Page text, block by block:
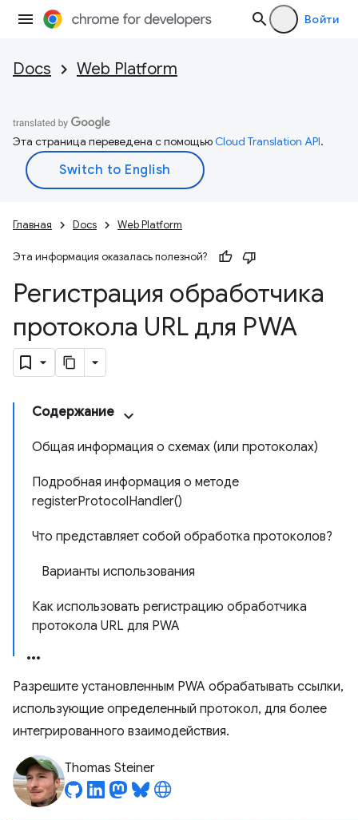
Войти
Docs Web Platform
Эта страница переведена с помощьюCloud Translation API.
Главная Docs Web Platform
Эта информация оказалась полезной?
Регистрация обработчика
протокола URL для PWA
Содержание
Общая информация о схемах (или протоколах)
Подробная информация о методе
registerProtocolHandler()
Что представляет собой обработка протоколов?
Варианты использования
Как использовать регистрацию обработчика
протокола URL для PWA
Разрешите установленным PWA обрабатывать ссылки,
использующие определенный протокол, для более
интегрированного взаимодействия.
Thomas Steiner